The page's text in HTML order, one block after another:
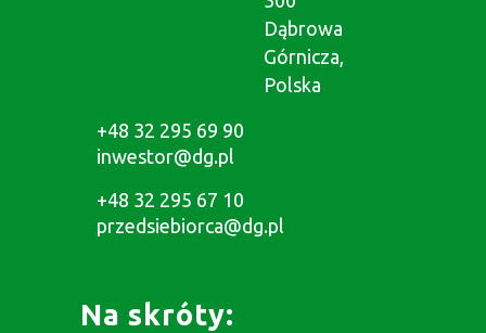
Dąbrowa
Górnicza,
Polska
+48 32 295 69 90
inwestor@dg.pl
+48 32 295 67 10
przedsiebiorca@dg.pl
Na skróty: